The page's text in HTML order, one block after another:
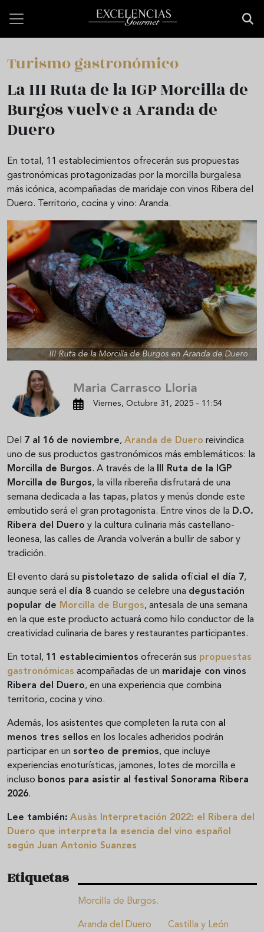
Turismo gastronómico
La III Ruta de la IGP Morcilla de
Burgos vuelve a Aranda de
Duero
En total, 11 establecimientos ofrecerán sus propuestas
gastronómicas protagonizadas por la morcilla burgalesa
más icónica, acompañadas de maridaje con vinos Ribera del
Duero. Territorio, cocina y vino: Aranda.
III Ruta de la Morcilla de Burgos en Aranda de Duero
Maria Carrasco Lloria
Viernes, Octubre 31, 2025 - 11:54
Del 7 al 16 de noviembre, Aranda de Duero reivindica
uno de sus productos gastronómicos más emblemáticos: la
Morcilla de Burgos. A través de la III Ruta de la IGP
Morcilla de Burgos, la villa ribereña disfrutará de una
semana dedicada a las tapas, platos y menús donde este
embutido será el gran protagonista. Entre vinos de la D.O.
Ribera del Duero y la cultura culinaria más castellano-
leonesa, las calles de Aranda volverán a bullir de sabor y
tradición.
El evento dará su pistoletazo de salida oficial el día 7,
aunque será el día 8 cuando se celebre una degustación
popular de Morcilla de Burgos, antesala de una semana
en la que este producto actuará como hilo conductor de la
creatividad culinaria de bares y restaurantes participantes.
En total, 11 establecimientos ofrecerán sus propuestas
gastronómicas acompañadas de un maridaje con vinos
Ribera del Duero, en una experiencia que combina
territorio, cocina y vino.
Además, los asistentes que completen la ruta con al
menos tres sellos en los locales adheridos podrán
participar en un sorteo de premios, que incluye
experiencias enoturísticas, jamones, lotes de morcilla e
incluso bonos para asistir al festival Sonorama Ribera
2026.
Lee también: Ausàs Interpretación 2022: el Ribera del
Duero que interpreta la esencia del vino español
según Juan Antonio Suanzes
Etiquetas
Morcilla de Burgos.
Aranda del Duero Castilla y León